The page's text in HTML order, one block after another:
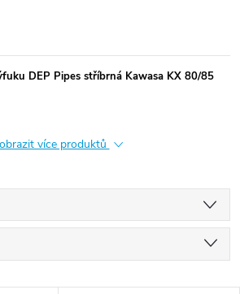
DEP Pipes stříbrná Kawasa KX 80/85
více produktů